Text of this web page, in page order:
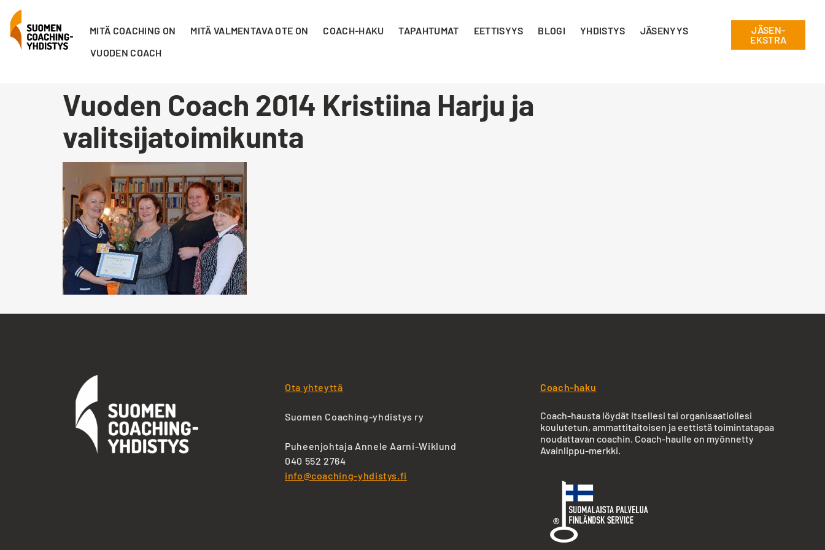
MITÄ COACHING ON MITÄ VALMENTAVA OTE ON COACH-HAKU TAPAHTUMAT EETTISYYS BLOGI YHDISTYS
JÄSENYYS
VUODEN COACH
JÄSEN-
EKSTRA
Vuoden Coach 2014 Kristiina Harju ja
valitsijatoimikunta
Ota yhteyttä
Suomen Coaching-yhdistys ry
Puheenjohtaja Annele Aarni-Wiklund
040 552 2764
info@coaching-yhdistys.fi
Coach-haku
Coach-hausta löydät itsellesi tai organisaatiollesi
koulutetun, ammattitaitoisen ja eettistä toimintatapaa
noudattavan coachin. Coach-haulle on myönnetty
Avainlippu-merkki.